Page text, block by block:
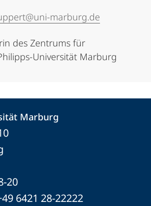
marburg.de
des Zentrums für
Universität Marburg
Marburg
20
6421 28-22222